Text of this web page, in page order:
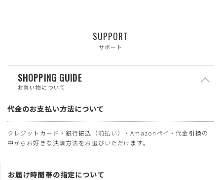
SUPPORT
サポート
SHOPPING GUIDE
お買い物について
代金のお支払い方法について
クレジットカード・銀行振込（前払い）・Amazonペイ・代金引換の
中からお好きな決済方法をお選びいただけます。
お届け時間帯の指定について